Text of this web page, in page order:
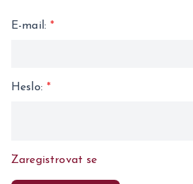
E-mail : *
Heslo: *
Zaregistrovat se